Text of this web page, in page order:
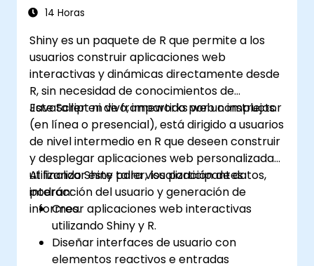
fuentes de manera efectiva.
14 Horas
Shiny es un paquete de R que permite a los
usuarios construir aplicaciones web
interactivas y dinámicas directamente desde
R, sin necesidad de conocimientos de
JavaScript ni de frameworks web complejos.
Este taller en vivo, impartido por un instructor
(en línea o presencial), está dirigido a usuarios
de nivel intermedio en R que deseen construir
y desplegar aplicaciones web personalizadas
utilizando Shiny para visualización de datos,
interacción del usuario y generación de
informes.
Al finalizar este taller, los participantes
podrán:
Crear aplicaciones web interactivas
utilizando Shiny y R.
Diseñar interfaces de usuario con
elementos reactivos e entradas